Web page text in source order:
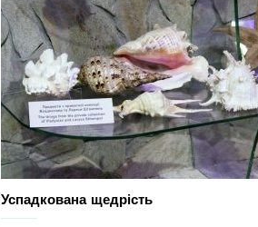
Успадкована щедрість